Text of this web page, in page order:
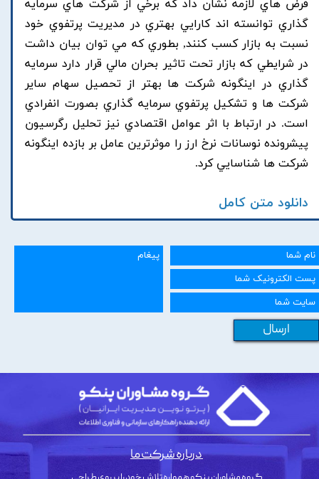
فرض هاي لازمه نشان داد که برخي از شرکت هاي سرمايه
گذاري توانسته اند کارايي بهتري در مديريت پرتفوي خود
نسبت به بازار کسب کنند, بطوري که مي توان بيان داشت
در شرايطي که بازار تحت تاثير بحران مالي قرار دارد سرمايه
گذاري در اينگونه شرکت ها بهتر از تحصيل سهام ساير
شرکت ها و تشکيل پرتفوي سرمايه گذاري بصورت انفرادي
است. در ارتباط با اثر عوامل اقتصادي نيز تحليل رگرسيون
پيشرونده نوسانات نرخ ارز را موثرترين عامل بر بازده اينگونه
شرکت ها شناسايي کرد.
دانلود متن کامل
ارسال
درباره شرکت ما